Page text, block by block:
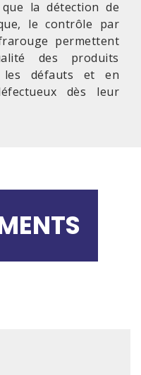
la détection de
le contrôle par
permettent
des produits
les défauts et en
dès leur